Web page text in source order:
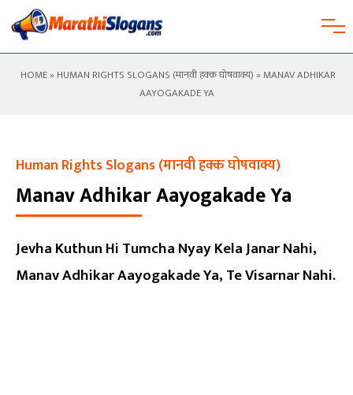
HOME»HUMAN RIGHTS SLOGANS (मानवी हक्क घोषवाक्य)» MANAV ADHIKAR
AAYOGAKADE YA
Human Rights Slogans (मानवी हक्क घोषवाक्य)
Manav Adhikar Aayogakade Ya
Jevha Kuthun Hi Tumcha Nyay Kela Janar Nahi,
Manav Adhikar Aayogakade Ya, Te Visarnar Nahi.